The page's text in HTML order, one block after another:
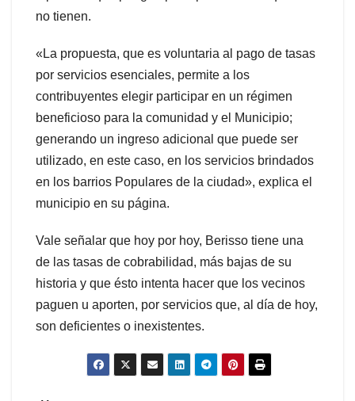
no tienen.
«La propuesta, que es voluntaria al pago de tasas
por servicios esenciales, permite a los
contribuyentes elegir participar en un régimen
beneficioso para la comunidad y el Municipio;
generando un ingreso adicional que puede ser
utilizado, en este caso, en los servicios brindados
en los barrios Populares de la ciudad», explica el
municipio en su página.
Vale señalar que hoy por hoy, Berisso tiene una
de las tasas de cobrabilidad, más bajas de su
historia y que ésto intenta hacer que los vecinos
paguen u aporten, por servicios que, al día de hoy,
son deficientes o inexistentes.